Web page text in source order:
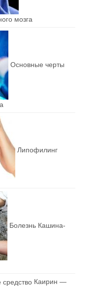
мозга
Основные черты
Липофилинг
Болезнь Кашина-
Каирин —